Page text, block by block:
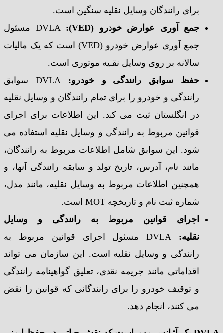
برای رانندگان وسایل نقلیه سنگین است.
جمع آوری عوارض خودرو (VED):
DVLA مسئول
جمع آوری عوارض خودرو (VED) است که یک مالیات
سالانه بر روی وسایل نقلیه موتوری است.
حفظ سوابق رانندگی و خودرو:
DVLA سوابق
رانندگی و خودرو را برای تمام رانندگان و وسایل نقلیه
در انگلستان ثبت می کند. این اطلاعات برای اجرای
قوانین مربوط به رانندگی و وسایل نقلیه استفاده می
شود. این سوابق شامل اطلاعات مربوط به رانندگان،
مانند نام، آدرس، تاریخ تولد و سابقه رانندگی آنها، و
همچنین اطلاعات مربوط به وسایل نقلیه، مانند مدل،
شماره ثبت نام و تاریخچه MOT است.
اجرای قوانین مربوط به رانندگی و وسایل
نقلیه:
DVLA مسئول اجرای قوانین مربوط به
رانندگی و وسایل نقلیه است. این سازمان می تواند
اقداماتی مانند جریمه نقدی، تعلیق گواهینامه رانندگی
و توقیف خودرو را برای رانندگانی که قوانین را نقض
می کنند، انجام دهد.